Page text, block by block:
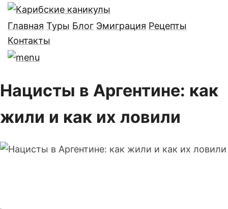
Главная Туры Блог Эмиграция Рецепты
Контакты
Нацисты в Аргентине: как
жили и как их ловили